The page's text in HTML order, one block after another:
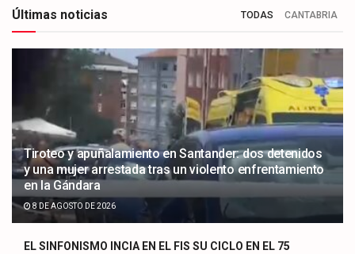
Últimas noticias TODAS CANTABRIA
Tiroteo y apuñalamiento en Santander: dos detenidos
y una mujer arrestada tras un violento enfrentamiento
en la Gándara
8 DE AGOSTO DE 2026
EL SINFONISMO INCIA EN EL FIS SU CICLO EN EL 75